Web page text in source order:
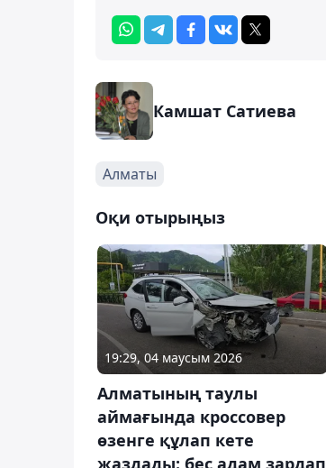
Камшат Сатиева
Алматы
Оқи отырыңыз
19:29, 04 маусым 2026
Алматының таулы
аймағында кроссовер
өзенге құлап кете
жаздады: бес адам зардап